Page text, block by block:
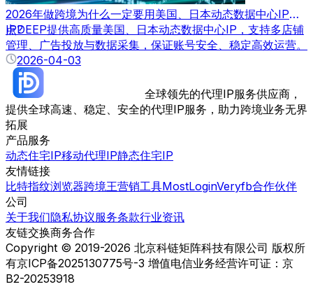
2026年做跨境为什么一定要用美国、日本动态数据中心IP节
点?
IPDEEP提供高质量美国、日本动态数据中心IP，支持多店铺
管理、广告投放与数据采集，保证账号安全、稳定高效运营。
2026-04-03
全球领先的代理IP服务供应商，
提供全球高速、稳定、安全的代理IP服务，助力跨境业务无界
拓展
产品服务
动态住宅IP移动代理IP静态住宅IP
友情链接
比特指纹浏览器跨境王营销工具MostLoginVeryfb合作伙伴
公司
关于我们隐私协议服务条款行业资讯
友链交换商务合作
Copyright © 2019-2026 北京科链矩阵科技有限公司 版权所
有京ICP备2025130775号-3 增值电信业务经营许可证：京
B2-20253918